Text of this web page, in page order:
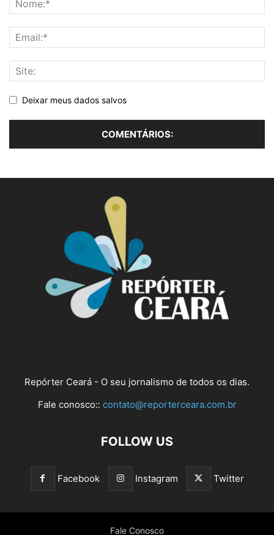
Deixar meus dados salvos
Repórter Ceará - O seu jornalismo de todos os dias.
Fale conosco:: contato@reporterceara.com.br
FOLLOW US
Facebook Instagram Twitter
Fale Conosco